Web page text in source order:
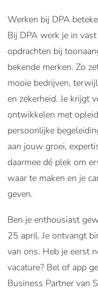
Werken bij DPA
Bij DPA werk je in
opdrachten bij
bekende merken. Zo
mooie bedrijven,
en zekerheid. Je krijgt
ontwikkelen met
persoonlijke
aan jouw groei,
daarmee dé plek om
waar te maken en je
geven.
Ben je enthousiast
25 april. Je ontvangt
van ons. Heb je eerst
vacature? Bel of app
Business Partner van